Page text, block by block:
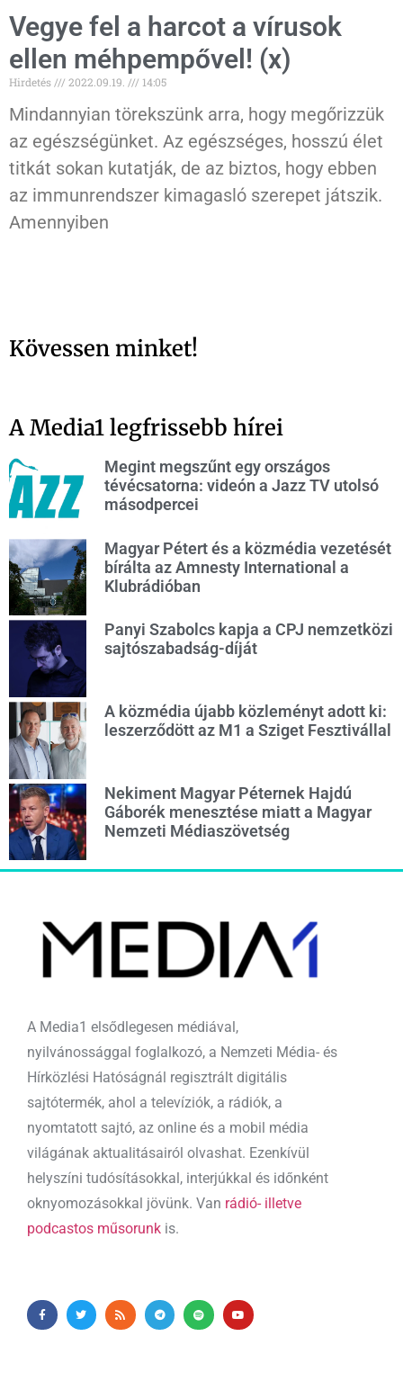
Vegye fel a harcot a vírusok
ellen méhpempővel! (x)
Hirdetés 2022.09.19. 14:05
Mindannyian törekszünk arra, hogy megőrizzük
az egészségünket. Az egészséges, hosszú élet
titkát sokan kutatják, de az biztos, hogy ebben
az immunrendszer kimagasló szerepet játszik.
Amennyiben
Kövessen minket!
A Media1 legfrissebb hírei
Megint megszűnt egy országos
tévécsatorna: videón a Jazz TV utolsó
másodpercei
Magyar Pétert és a közmédia vezetését
bírálta az Amnesty International a
Klubrádióban
Panyi Szabolcs kapja a CPJ nemzetközi
sajtószabadság-díját
A közmédia újabb közleményt adott ki:
leszerződött az M1 a Sziget Fesztivállal
Nekiment Magyar Péternek Hajdú
Gáborék menesztése miatt a Magyar
Nemzeti Médiaszövetség
A Media1 elsődlegesen médiával,
nyilvánossággal foglalkozó, a Nemzeti Média- és
Hírközlési Hatóságnál regisztrált digitális
sajtótermék, ahol a televíziók, a rádiók, a
nyomtatott sajtó, az online és a mobil média
világának aktualitásairól olvashat. Ezenkívül
helyszíni tudósításokkal, interjúkkal és időnként
oknyomozásokkal jövünk. Van rádió- illetve
podcastos műsorunk is.